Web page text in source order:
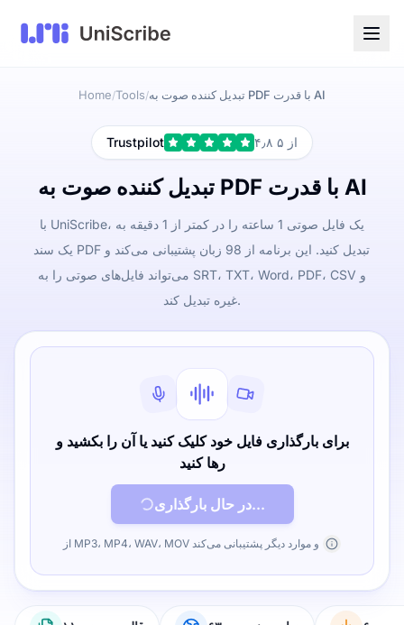
Home/Tools/ تبدیل کننده صوت به PDF با قدرت AI
Trustpilot ۴٫۸ از ۵
تبدیل کننده صوت به PDF با قدرت AI
با UniScribe، یک فایل صوتی 1 ساعته را در کمتر از 1 دقیقه به
یک سند PDF تبدیل کنید. این برنامه از 98 زبان پشتیبانی می‌کند و
می‌تواند فایل‌های صوتی را به SRT، TXT، Word، PDF، CSV و
غیره تبدیل کند.
برای بارگذاری فایل خود کلیک کنید یا آن را بکشید و
رها کنید
در حال بارگذاری...
از MP3، MP4، WAV، MOV و موارد دیگر پشتیبانی می‌کند